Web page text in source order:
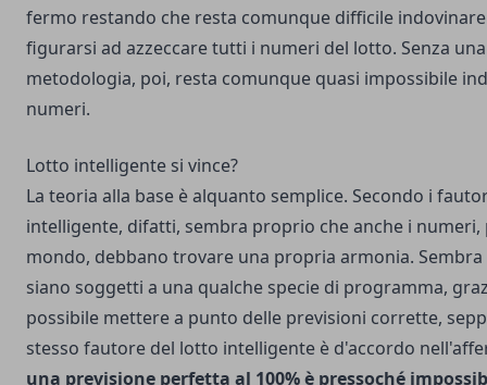
fermo restando che resta comunque difficile
figurarsi ad azzeccare tutti i numeri del lotto. Senza
metodologia, poi, resta comunque quasi impossibile
numeri.
Lotto intelligente si vince?
La teoria alla base è alquanto semplice. Secondo i
intelligente, difatti, sembra proprio che anche i
mondo, debbano trovare una propria armonia.
siano soggetti a una qualche specie di programma,
possibile mettere a punto delle previsioni corrette,
stesso fautore del lotto intelligente è d'accordo
una previsione perfetta al 100% è pressoché